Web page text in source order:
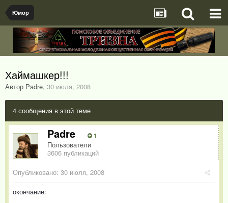
Юмор
Хаймашкер!!!
Автор Padre, 30 июля, 2008
4 сообщения в этой теме
Padre 1
Пользователи
3606 публикаций
Опубликовано: 30 июля, 2008
окончание: